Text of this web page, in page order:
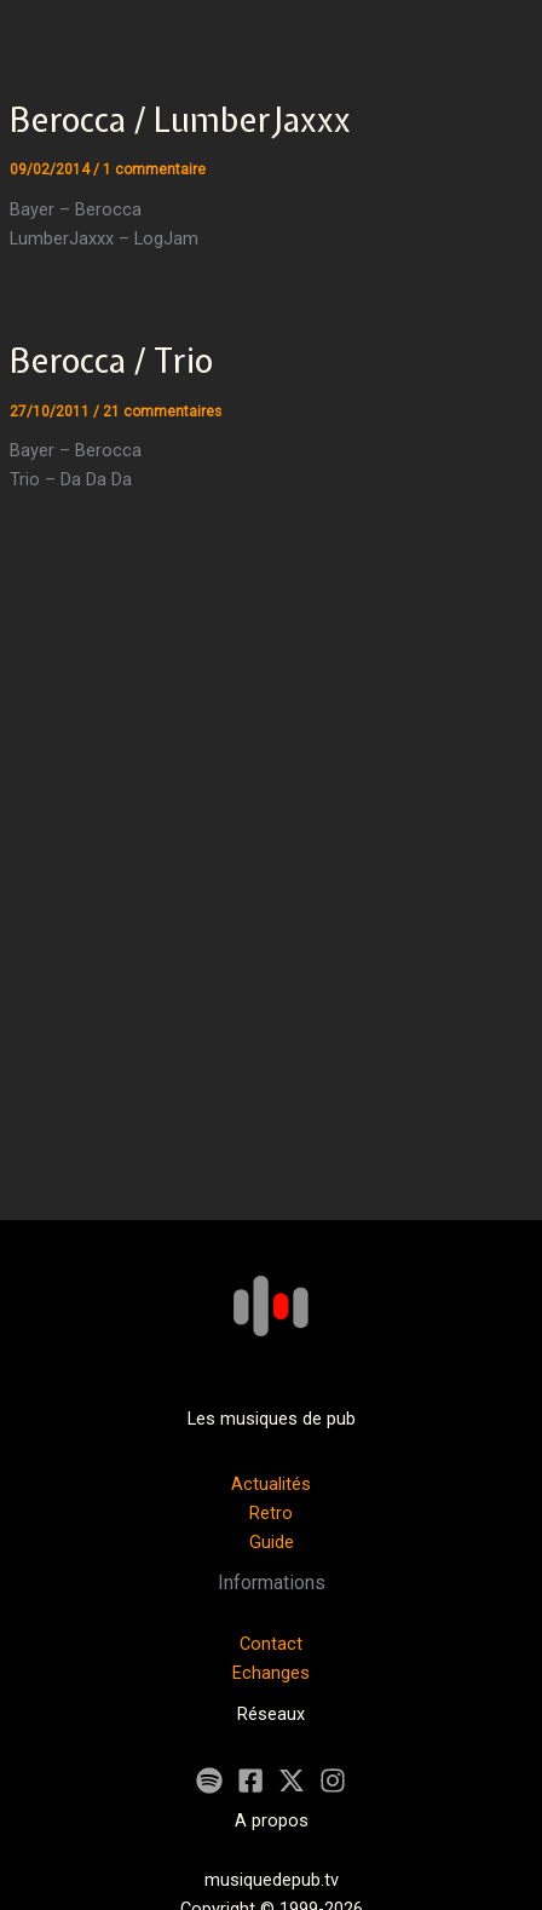
Berocca / LumberJaxxx
09/02/2014/ 1 commentaire
Bayer – Berocca
LumberJaxxx – LogJam
Berocca / Trio
27/10/2011 / 21 commentaires
Bayer – Berocca
Trio – Da Da Da
Les musiques de pub
Actualités
Retro
Guide
Informations
Contact
Echanges
Réseaux
A propos
musiquedepub.tv